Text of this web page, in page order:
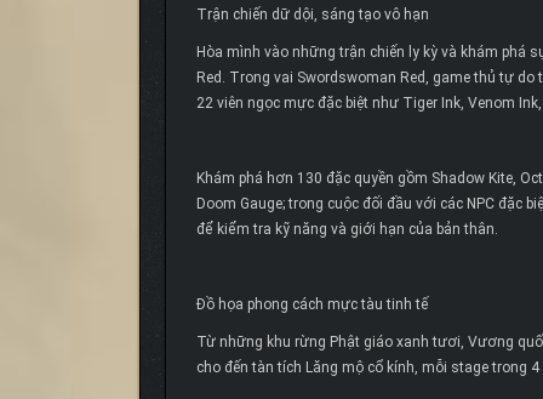
Trận chiến dữ dội, sáng tạo vô hạn
Hòa mình vào những trận chiến ly kỳ và khám phá
Red. Trong vai Swordswoman Red, game thủ tự
22 viên ngọc mực đặc biệt như Tiger Ink, Venom
Khám phá hơn 130 đặc quyền gồm Shadow Kite,
Doom Gauge; trong cuộc đối đầu với các NPC đặc
để kiểm tra kỹ năng và giới hạn của bản thân.
Đồ họa phong cách mực tàu tinh tế
Từ những khu rừng Phật giáo xanh tươi, Vương
cho đến tàn tích Lăng mộ cổ kính, mỗi stage trong